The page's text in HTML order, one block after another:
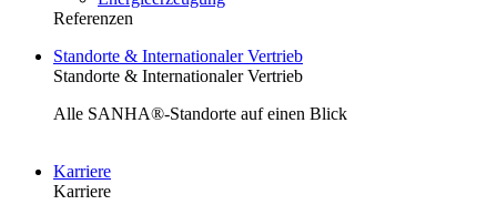
Referenzen
Standorte & Internationaler Vertrieb
Standorte & Internationaler Vertrieb
Alle SANHA®-Standorte auf einen Blick
Karriere
Karriere